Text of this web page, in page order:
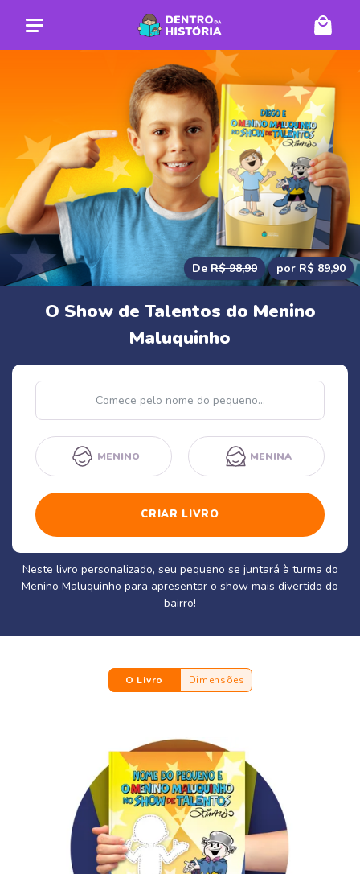
De R$ 98,90 por R$ 89,90
O Show de Talentos do Menino
Maluquinho
Nome
MENINO MENINA
CRIAR LIVRO
Neste livro personalizado, seu pequeno se juntará à turma do
Menino Maluquinho para apresentar o show mais divertido do
bairro!
O Livro Dimensões